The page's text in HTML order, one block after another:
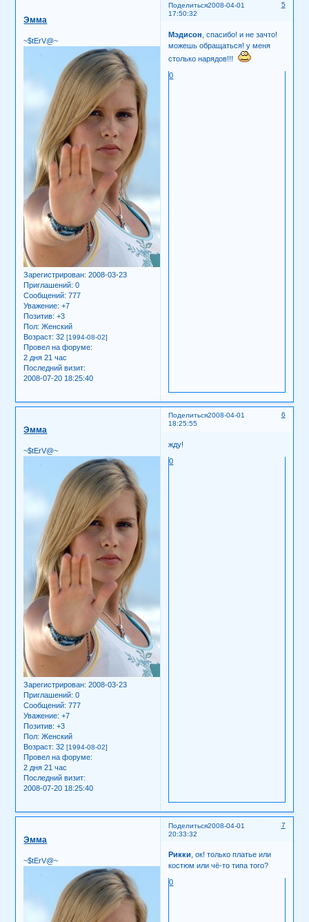
Поделиться 5
2008-04-01
17:50:32
Эмма
~$tErV@~
Зарегистрирован: 2008-03-23
Приглашений: 0
Сообщений: 777
Уважение: +7
Позитив: +3
Пол: Женский
Возраст: 32[1994-08-02]
Провел на форуме:
2 дня 21 час
Последний визит:
2008-07-20 18:25:40
Мэдисон , спасибо! и не зачто!
можешь обращаться! у меня
столько нарядов!!!
0
Поделиться 6
2008-04-01
18:25:55
Эмма
~$tErV@~
Зарегистрирован: 2008-03-23
Приглашений: 0
Сообщений: 777
Уважение: +7
Позитив: +3
Пол: Женский
Возраст: 32[1994-08-02]
Провел на форуме:
2 дня 21 час
Последний визит:
2008-07-20 18:25:40
жду!
0
Поделиться 7
2008-04-01
20:33:32
Эмма
~$tErV@~
Рикки , ок! только платье или
костюм или чё-то типа того?
0